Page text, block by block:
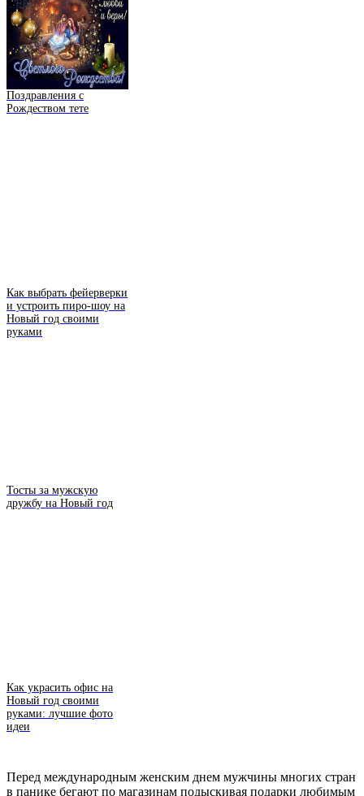
Поздравления с
Рождеством тете
Как выбрать фейерверки
и устроить пиро-шоу на
Новый год своими
руками
Тосты за мужскую
дружбу на Новый год
Как украсить офис на
Новый год своими
руками: лучшие фото
идеи
Перед международным женским днем мужчины многих стран
в панике бегают по магазинам подыскивая подарки любимым